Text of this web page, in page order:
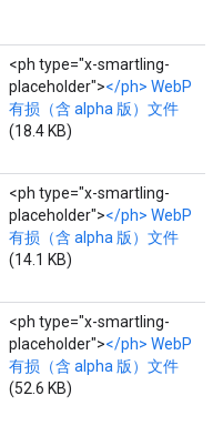
<ph type="x-smartling-
placeholder"></ph> WebP
有损（含 alpha 版）文件
(18.4 KB)
<ph type="x-smartling-
placeholder"></ph> WebP
有损（含 alpha 版）文件
(14.1 KB)
<ph type="x-smartling-
placeholder"></ph> WebP
有损（含 alpha 版）文件
(52.6 KB)